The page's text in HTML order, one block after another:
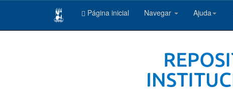
Página inicial Navegar Ajuda